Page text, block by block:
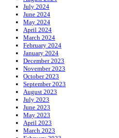
July 2024
June 2024
May 2024
April 2024
March 2024
February 2024
January 2024
December 2023
November 2023
October 2023
September 2023
August 2023
July 2023
June 2023
May 2023
April 2023
March 2023